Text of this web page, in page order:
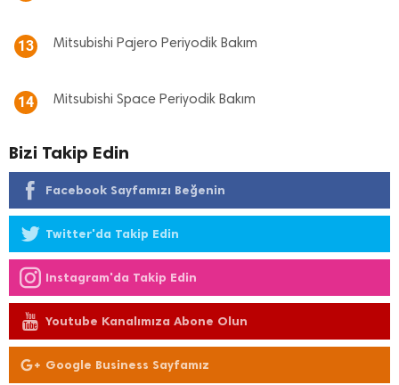
13 Mitsubishi Pajero Periyodik Bakım
14 Mitsubishi Space Periyodik Bakım
Bizi Takip Edin
Facebook Sayfamızı Beğenin
Twitter'da Takip Edin
Instagram'da Takip Edin
Youtube Kanalımıza Abone Olun
Google Business Sayfamız